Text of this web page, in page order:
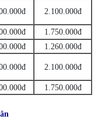
2.100.000đ
1.750.000đ
1.260.000đ
2.100.000đ
1.750.000đ